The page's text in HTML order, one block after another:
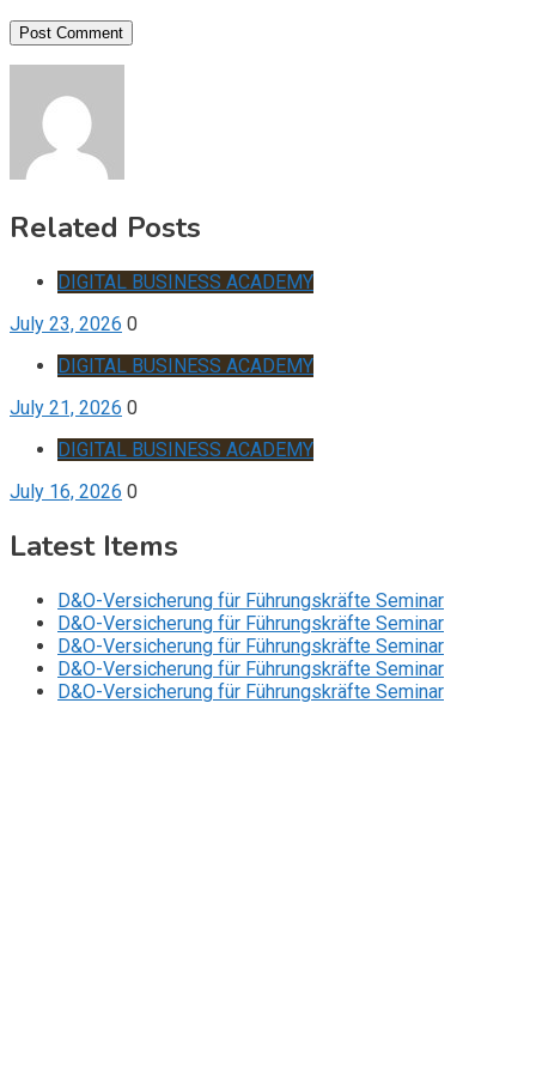
Related Posts
DIGITAL BUSINESS ACADEMY
July 23, 2026 0
DIGITAL BUSINESS ACADEMY
July 21, 2026 0
DIGITAL BUSINESS ACADEMY
July 16, 2026 0
Latest Items
D&O-Versicherung für Führungskräfte Seminar
D&O-Versicherung für Führungskräfte Seminar
D&O-Versicherung für Führungskräfte Seminar
D&O-Versicherung für Führungskräfte Seminar
D&O-Versicherung für Führungskräfte Seminar